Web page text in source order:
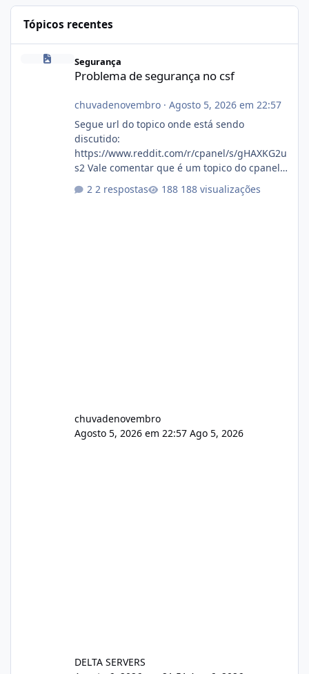
Tópicos recentes
Segurança
Problema de segurança no csf
chuvadenovembro· Agosto 5, 2026 em 22:57
Segue url do topico onde está sendo
discutido:
https://www.reddit.com/r/cpanel/s/gHAXKG2u
s2 Vale comentar que é um topico do cpanel...
2 respostas 188 visualizações
chuvadenovembro
Agosto 5, 2026 em 22:57 Ago 5, 2026
DELTA SERVERS